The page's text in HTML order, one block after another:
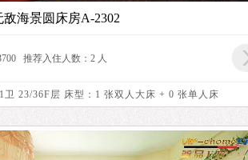
海景圆床房A-2302
推荐入住人数：2 人
卫 23/36F层 床型：1 张双人大床 + 0 张单人床